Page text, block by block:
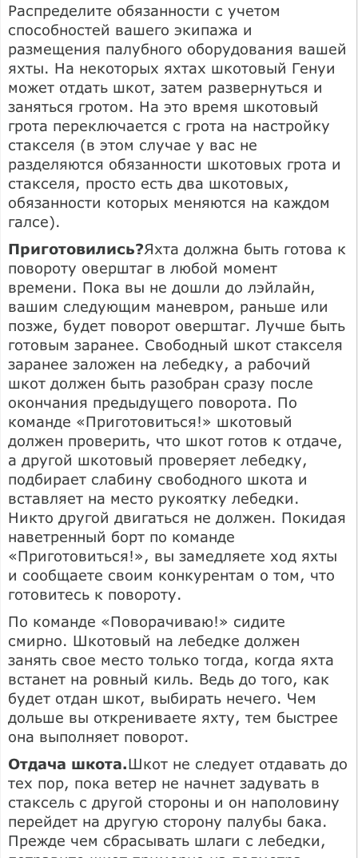
Распределите обязанности с учетом
способностей вашего экипажа и
размещения палубного оборудования вашей
яхты. На некоторых яхтах шкотовый Генуи
может отдать шкот, затем развернуться и
заняться гротом. На это время шкотовый
грота переключается с грота на настройку
стакселя (в этом случае у вас не
разделяются обязанности шкотовых грота и
стакселя, просто есть два шкотовых,
обязанности которых меняются на каждом
галсе).
Приготовились?Яхта должна быть готова к
повороту оверштаг в любой момент
времени. Пока вы не дошли до лэйлайн,
вашим следующим маневром, раньше или
позже, будет поворот оверштаг. Лучше быть
готовым заранее. Свободный шкот стакселя
заранее заложен на лебедку, а рабочий
шкот должен быть разобран сразу после
окончания предыдущего поворота. По
команде «Приготовиться!» шкотовый
должен проверить, что шкот готов к отдаче,
а другой шкотовый проверяет лебедку,
подбирает слабину свободного шкота и
вставляет на место рукоятку лебедки.
Никто другой двигаться не должен. Покидая
наветренный борт по команде
«Приготовиться!», вы замедляете ход яхты
и сообщаете своим конкурентам о том, что
готовитесь к повороту.
По команде «Поворачиваю!» сидите
смирно. Шкотовый на лебедке должен
занять свое место только тогда, когда яхта
встанет на ровный киль. Ведь до того, как
будет отдан шкот, выбирать нечего. Чем
дольше вы открениваете яхту, тем быстрее
она выполняет поворот.
Отдача шкота.Шкот не следует отдавать до
тех пор, пока ветер не начнет задувать в
стаксель с другой стороны и он наполовину
перейдет на другую сторону палубы бака.
Прежде чем сбрасывать шлаги с лебедки,